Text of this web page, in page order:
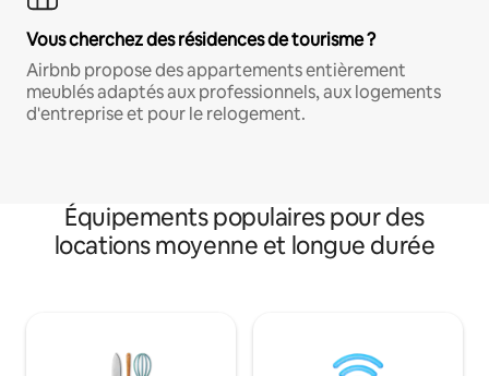
Vous cherchez des résidences de tourisme ?
Airbnb propose des appartements entièrement
meublés adaptés aux professionnels, aux logements
d'entreprise et pour le relogement.
Équipements populaires pour des
locations moyenne et longue durée